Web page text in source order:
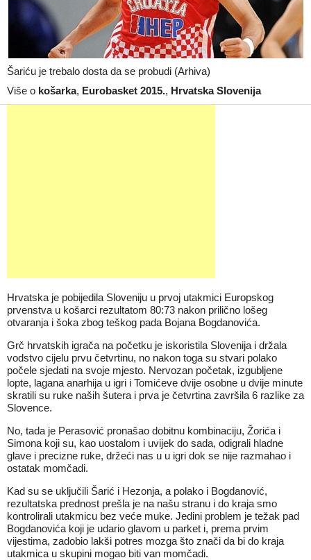
Šariću je trebalo dosta da se probudi (Arhiva)
Više o košarka, Eurobasket 2015., Hrvatska Slovenija
Hrvatska je pobijedila Sloveniju u prvoj utakmici Europskog
prvenstva u košarci rezultatom 80:73 nakon prilično lošeg
otvaranja i šoka zbog teškog pada Bojana Bogdanovića.
Grč hrvatskih igrača na početku je iskoristila Slovenija i držala
vodstvo cijelu prvu četvrtinu, no nakon toga su stvari polako
počele sjedati na svoje mjesto. Nervozan početak, izgubljene
lopte, lagana anarhija u igri i Tomićeve dvije osobne u dvije minute
skratili su ruke naših šutera i prva je četvrtina završila 6 razlike za
Slovence.
No, tada je Perasović pronašao dobitnu kombinaciju, Žorića i
Simona koji su, kao uostalom i uvijek do sada, odigrali hladne
glave i precizne ruke, držeći nas u u igri dok se nije razmahao i
ostatak momčadi.
Kad su se uključili Šarić i Hezonja, a polako i Bogdanović,
rezultatska prednost prešla je na našu stranu i do kraja smo
kontrolirali utakmicu bez veće muke. Jedini problem je težak pad
Bogdanovića koji je udario glavom u parket i, prema prvim
vijestima, zadobio lakši potres mozga što znači da bi do kraja
utakmica u skupini mogao biti van momčadi.